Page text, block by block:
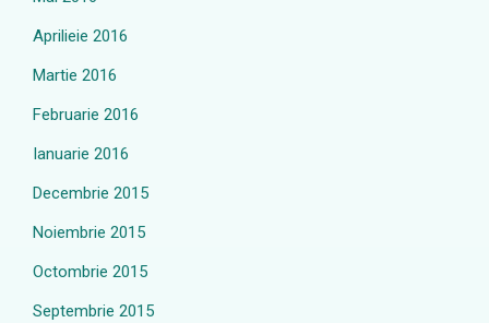
Aprilieie 2016
Martie 2016
Februarie 2016
Ianuarie 2016
Decembrie 2015
Noiembrie 2015
Octombrie 2015
Septembrie 2015